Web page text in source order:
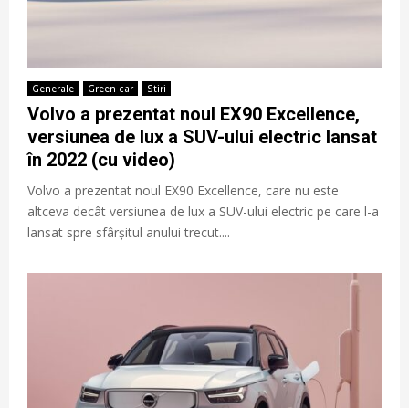
Generale Green car Stiri
Volvo a prezentat noul EX90 Excellence,
versiunea de lux a SUV-ului electric lansat
în 2022 (cu video)
Volvo a prezentat noul EX90 Excellence, care nu este
altceva decât versiunea de lux a SUV-ului electric pe care l-a
lansat spre sfârșitul anului trecut....